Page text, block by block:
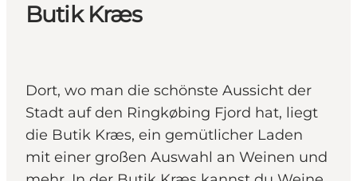
Butik Kræs
Dort, wo man die schönste Aussicht der
Stadt auf den Ringkøbing Fjord hat, liegt
die Butik Kræs, ein gemütlicher Laden
mit einer großen Auswahl an Weinen und